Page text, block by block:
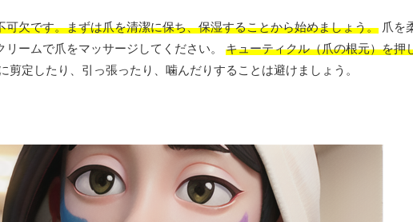
欠です。まずは爪を清潔に保ち、保湿することから始めましょう。 爪を
ームで爪をマッサージしてください。 キューティクル（爪の根元）を押
剪定したり、引っ張ったり、噛んだりすることは避けましょう。